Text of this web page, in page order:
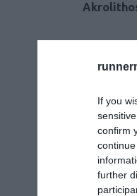
If you
confirm
further